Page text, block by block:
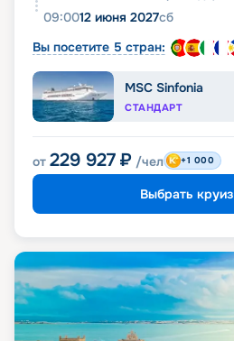
09:0012 июня 2027сб
Вы посетите 5 стран:
MSC Sinfonia
СТАНДАРТ
от 229 927 ₽ /чел +1 000
Выбрать круиз